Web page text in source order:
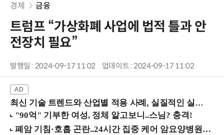
경제 금융
트럼프 “가상화폐 사업에 법적 틀과 안
전장치 필요”
발행일 : 2024-09-17 11:02 업데이트 : 2024-09-17 11:02
최신 기술 트렌드와 산업별 적용 사례, 실질적인 실행 전략을 공유 (9/18 양재역)